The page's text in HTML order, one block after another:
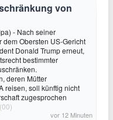
von
- Nach seiner
dem Obersten US-Gericht
Donald Trump erneut,
bestimmter
deren Mütter
reisen, soll künftig nicht
zugesprochen
(00)
vor 12 Minuten